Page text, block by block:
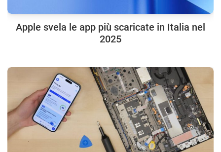
Apple svela le app più scaricate in Italia nel
2025